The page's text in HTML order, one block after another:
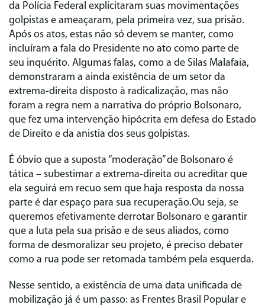
da Polícia Federal explicitaram suas movimentações
golpistas e ameaçaram, pela primeira vez, sua prisão.
Após os atos, estas não só devem se manter, como
incluíram a fala do Presidente no ato como parte de
seu inquérito. Algumas falas, como a de Silas Malafaia,
demonstraram a ainda existência de um setor da
extrema-direita disposto à radicalização, mas não
foram a regra nem a narrativa do próprio Bolsonaro,
que fez uma intervenção hipócrita em defesa do Estado
de Direito e da anistia dos seus golpistas.
É óbvio que a suposta “moderação” de Bolsonaro é
tática – subestimar a extrema-direita ou acreditar que
ela seguirá em recuo sem que haja resposta da nossa
parte é dar espaço para sua recuperação.Ou seja, se
queremos efetivamente derrotar Bolsonaro e garantir
que a luta pela sua prisão e de seus aliados, como
forma de desmoralizar seu projeto, é preciso debater
como a rua pode ser retomada também pela esquerda.
Nesse sentido, a existência de uma data unificada de
mobilização já é um passo: as Frentes Brasil Popular e